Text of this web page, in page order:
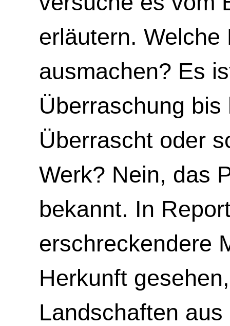
erläutern.
ausmachen? Es
Überraschung
Überrascht oder
Werk? Nein, das
bekannt. In
erschreckendere
Herkunft
Landschaften